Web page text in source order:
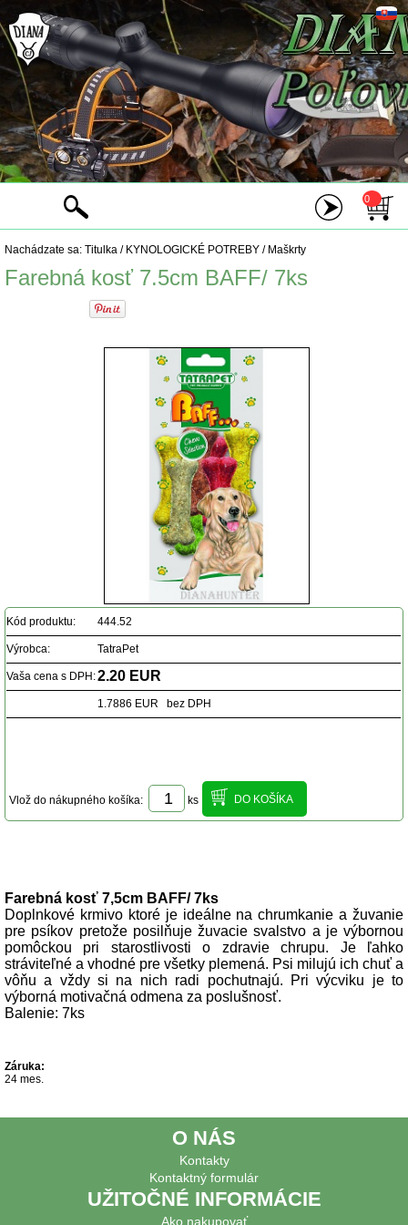
0
Nachádzate sa: Titulka / KYNOLOGICKÉ POTREBY / Maškrty
Farebná kosť 7.5cm BAFF/ 7ks
Kód produktu: 444.52
Výrobca: TatraPet
Vaša cena s DPH:2.20 EUR
1.7886 EUR bez DPH
Vlož do nákupného košíka: ks
Farebná kosť 7,5cm BAFF/ 7ks
Doplnkové krmivo ktoré je ideálne na chrumkanie a žuvanie
pre psíkov pretože posilňuje žuvacie svalstvo a je výbornou
pomôckou pri starostlivosti o zdravie chrupu. Je ľahko
stráviteľné a vhodné pre všetky plemená. Psi milujú ich chuť a
vôňu a vždy si na nich radi pochutnajú. Pri výcviku je to
výborná motivačná odmena za poslušnosť.
Balenie: 7ks
Záruka:
24 mes.
O NÁS
Kontakty
Kontaktný formulár
UŽITOČNÉ INFORMÁCIE
Ako nakupovať